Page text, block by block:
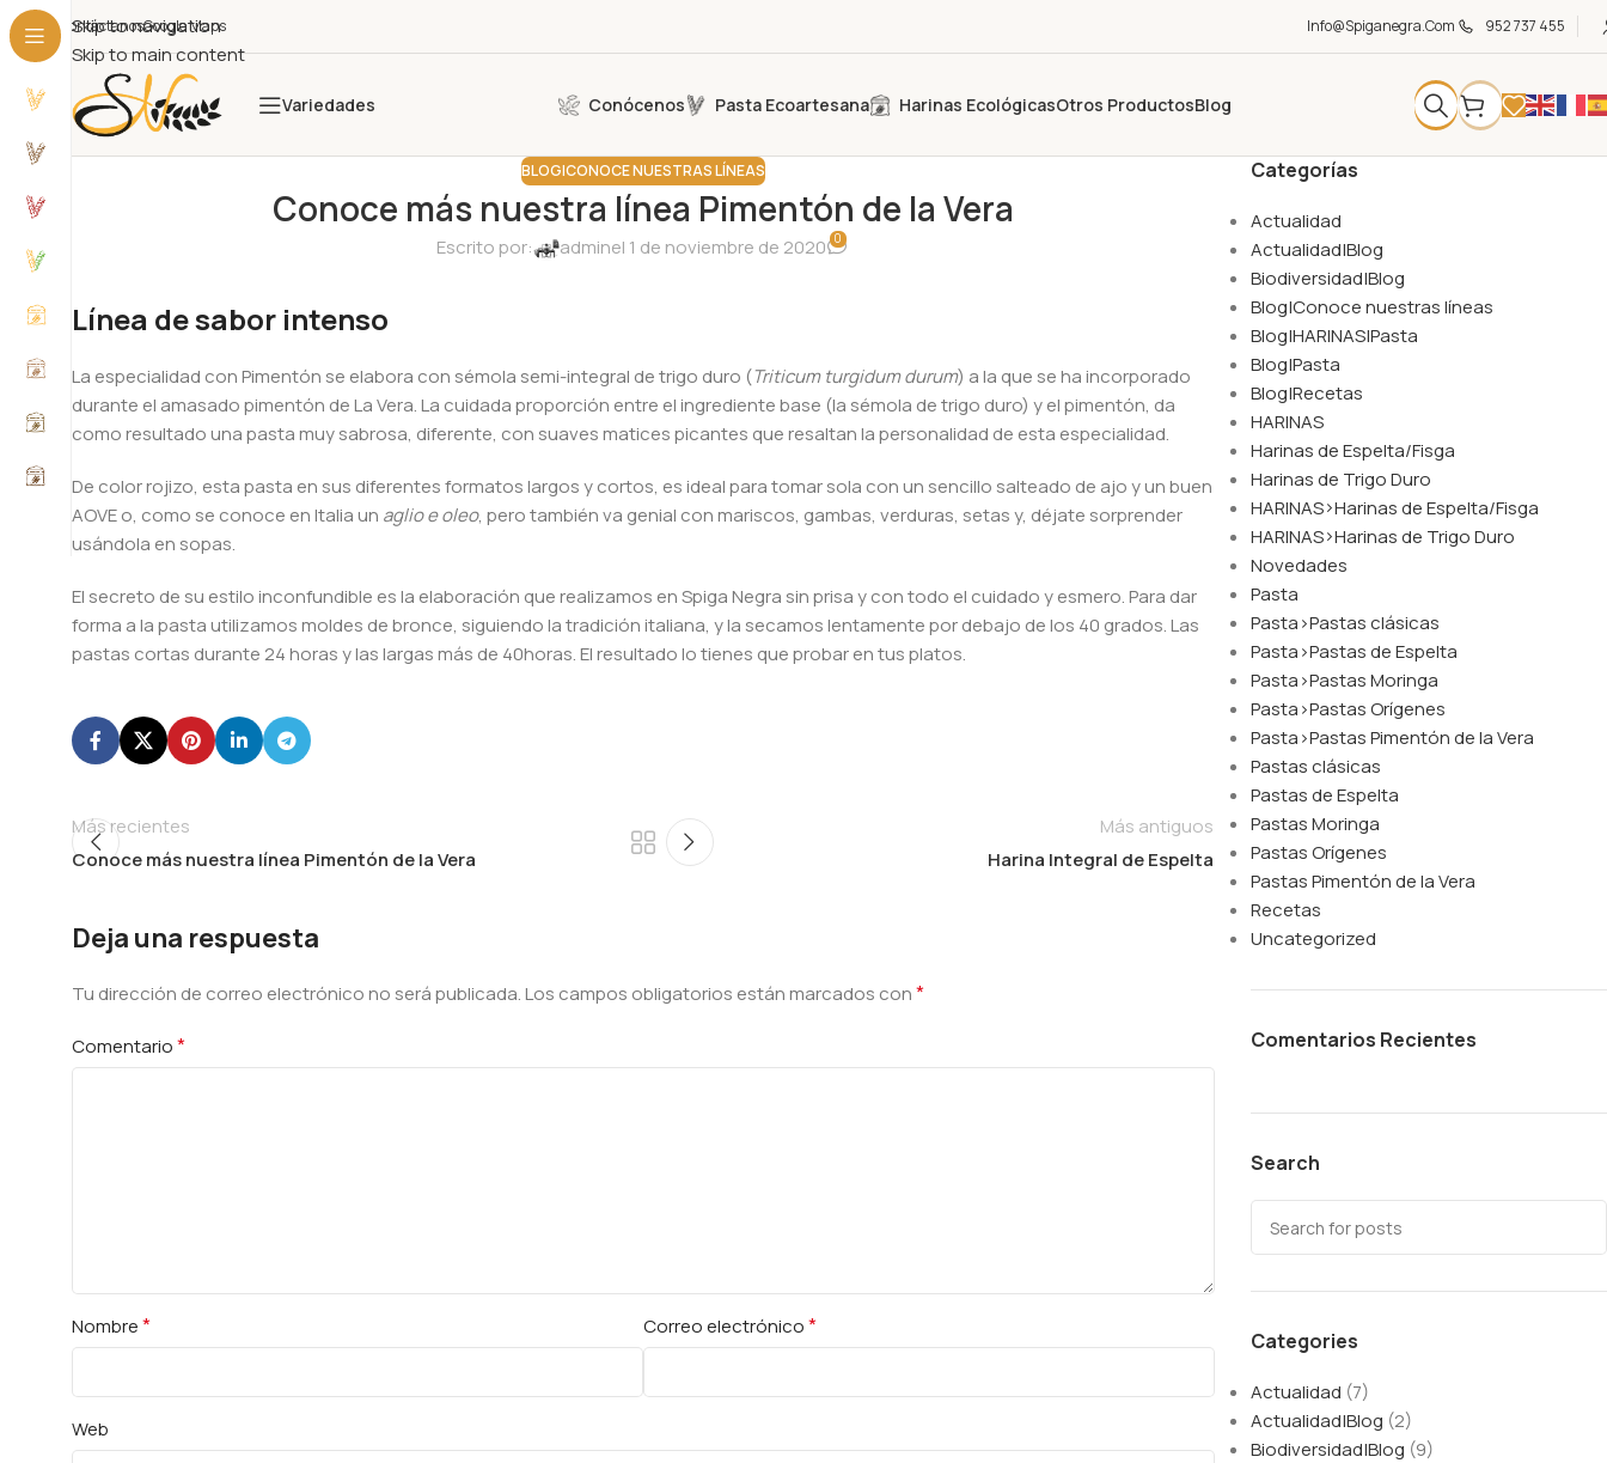
Skip to navigation
Skip to main content
ContáctanosGoogle Maps Info@spiganegra.com 952 737 455
Variedades Conócenos Pasta Ecoartesana Harinas EcológicasOtros ProductosBlog
BLOG|CONOCE NUESTRAS LÍNEAS
Conoce más nuestra línea Pimentón de la Vera
Escrito por: adminel 1 de noviembre de 2020 0
Línea de sabor intenso
La especialidad con Pimentón se elabora con sémola semi-integral de trigo duro (Triticum turgidum durum) a la que se ha incorporado
durante el amasado pimentón de La Vera. La cuidada proporción entre el ingrediente base (la sémola de trigo duro) y el pimentón, da
como resultado una pasta muy sabrosa, diferente, con suaves matices picantes que resaltan la personalidad de esta especialidad.
De color rojizo, esta pasta en sus diferentes formatos largos y cortos, es ideal para tomar sola con un sencillo salteado de ajo y un buen
AOVE o, como se conoce en Italia un aglio e oleo, pero también va genial con mariscos, gambas, verduras, setas y, déjate sorprender
usándola en sopas.
El secreto de su estilo inconfundible es la elaboración que realizamos en Spiga Negra sin prisa y con todo el cuidado y esmero. Para dar
forma a la pasta utilizamos moldes de bronce, siguiendo la tradición italiana, y la secamos lentamente por debajo de los 40 grados. Las
pastas cortas durante 24 horas y las largas más de 40horas. El resultado lo tienes que probar en tus platos.
Más recientes
Conoce más nuestra línea Pimentón de la Vera
Más antiguos
Harina Integral de Espelta
Deja una respuesta
Tu dirección de correo electrónico no será publicada.Los campos obligatorios están marcados con*
Comentario*
Nombre* Correo electrónico*
Web
Alternative:
Categorías
Actualidad
Actualidad|Blog
Biodiversidad|Blog
Blog|Conoce nuestras líneas
Blog|HARINAS|Pasta
Blog|Pasta
Blog|Recetas
HARINAS
Harinas de Espelta/Fisga
Harinas de Trigo Duro
HARINAS>Harinas de Espelta/Fisga
HARINAS>Harinas de Trigo Duro
Novedades
Pasta
Pasta>Pastas clásicas
Pasta>Pastas de Espelta
Pasta>Pastas Moringa
Pasta>Pastas Orígenes
Pasta>Pastas Pimentón de la Vera
Pastas clásicas
Pastas de Espelta
Pastas Moringa
Pastas Orígenes
Pastas Pimentón de la Vera
Recetas
Uncategorized
Comentarios Recientes
Search
Categories
Actualidad (7)
Actualidad|Blog (2)
Biodiversidad|Blog (9)